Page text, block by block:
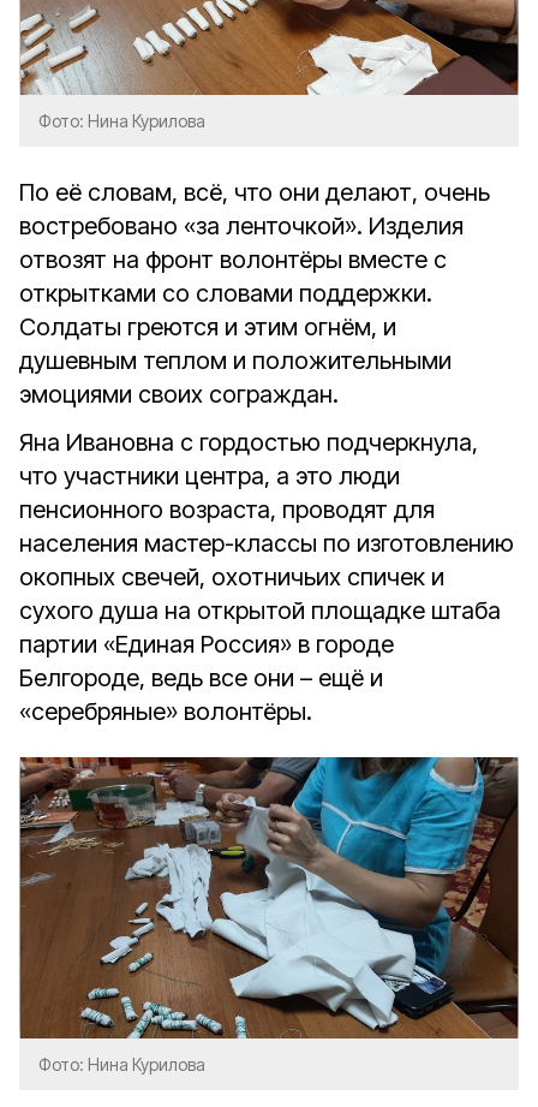
Фото: Нина Курилова
По её словам, всё, что они делают, очень
востребовано «за ленточкой». Изделия
отвозят на фронт волонтёры вместе с
открытками со словами поддержки.
Солдаты греются и этим огнём, и
душевным теплом и положительными
эмоциями своих сограждан.
Яна Ивановна с гордостью подчеркнула,
что участники центра, а это люди
пенсионного возраста, проводят для
населения мастер-классы по изготовлению
окопных свечей, охотничьих спичек и
сухого душа на открытой площадке штаба
партии «Единая Россия» в городе
Белгороде, ведь все они – ещё и
«серебряные» волонтёры.
Фото: Нина Курилова